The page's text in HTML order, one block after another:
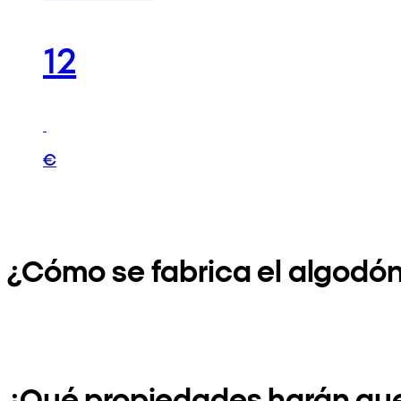
12
€
¿Cómo se fabrica el